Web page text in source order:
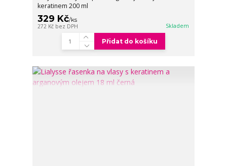
keratinem 200 ml
329 Kč/ks
272 Kč bez DPH Skladem
Přidat do košíku